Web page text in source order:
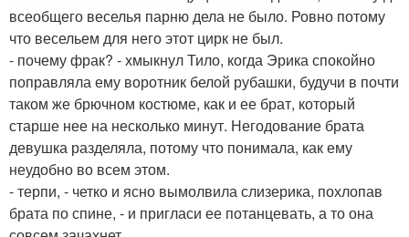
всеобщего веселья парню дела не было. Ровно потому
что весельем для него этот цирк не был.
- почему фрак? - хмыкнул Тило, когда Эрика спокойно
поправляла ему воротник белой рубашки, будучи в почти
таком же брючном костюме, как и ее брат, который
старше нее на несколько минут. Негодование брата
девушка разделяла, потому что понимала, как ему
неудобно во всем этом.
- терпи, - четко и ясно вымолвила слизерика, похлопав
брата по спине, - и пригласи ее потанцевать, а то она